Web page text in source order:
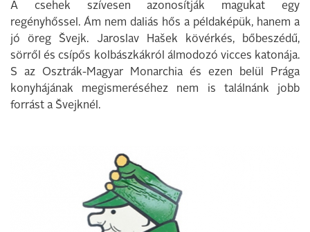
A csehek szívesen azonosítják magukat egy
regényhőssel. Ám nem daliás hős a példaképük, hanem a
jó öreg Švejk. Jaroslav Hašek kövérkés, bőbeszédű,
sörről és csípős kolbászkákról álmodozó vicces katonája.
S az Osztrák-Magyar Monarchia és ezen belül Prága
konyhájának megismeréséhez nem is találnánk jobb
forrást a Švejknél.